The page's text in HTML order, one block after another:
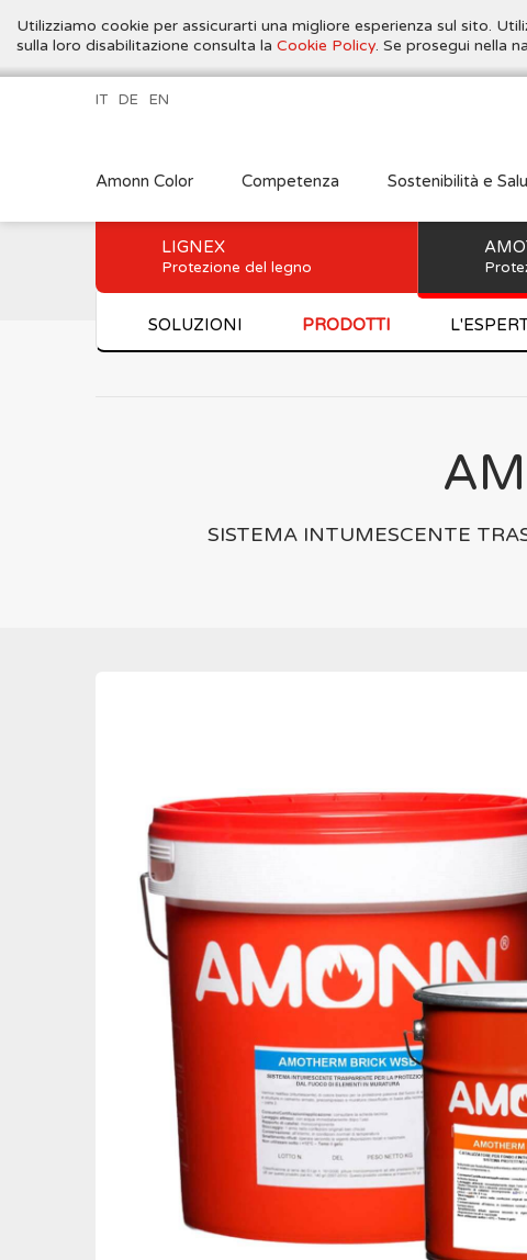
Utilizziamo cookie per assicurarti una migliore esperienza sul sito.
sulla loro disabilitazione consulta la Cookie Policy. Se prosegui nella
Amonn Color Competenza Sostenibilità e
IT DE EN
LIGNEX
Protezione del legno
SOLUZIONI PRODOTTI
SISTEMA INTUMESCENTE